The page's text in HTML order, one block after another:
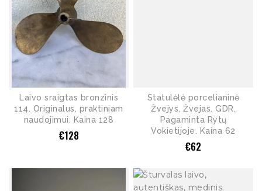
Laivo sraigtas bronzinis
114. Originalus, praktiniam
naudojimui. Kaina 128
€128
Statulėlė porcelianinė
Žvejys, Žvejas. GDR.
Pagaminta Rytų
Vokietijoje. Kaina 62
€62